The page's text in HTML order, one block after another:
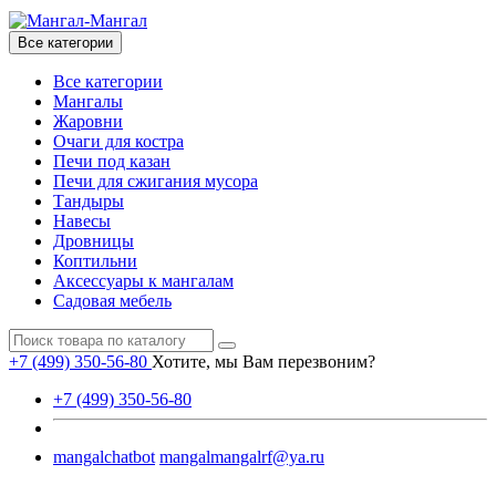
Все категории
Все категории
Мангалы
Жаровни
Очаги для костра
Печи под казан
Печи для сжигания мусора
Тандыры
Навесы
Дровницы
Коптильни
Аксессуары к мангалам
Садовая мебель
+7 (499) 350-56-80 Хотите, мы Вам перезвоним?
+7 (499) 350-56-80
mangalchatbot mangalmangalrf@ya.ru